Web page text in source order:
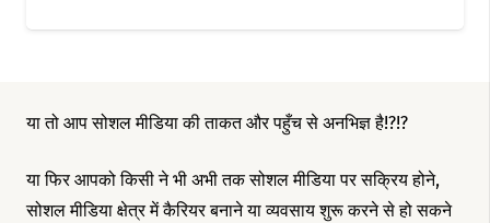
या तो आप सोशल मीडिया की ताकत और पहुँच से अनभिज्ञ है!?!?
या फिर आपको किसी ने भी अभी तक सोशल मीडिया पर सक्रिय होने,
सोशल मीडिया क्षेत्र में कैरियर बनाने या व्यवसाय शुरू करने से हो सकने